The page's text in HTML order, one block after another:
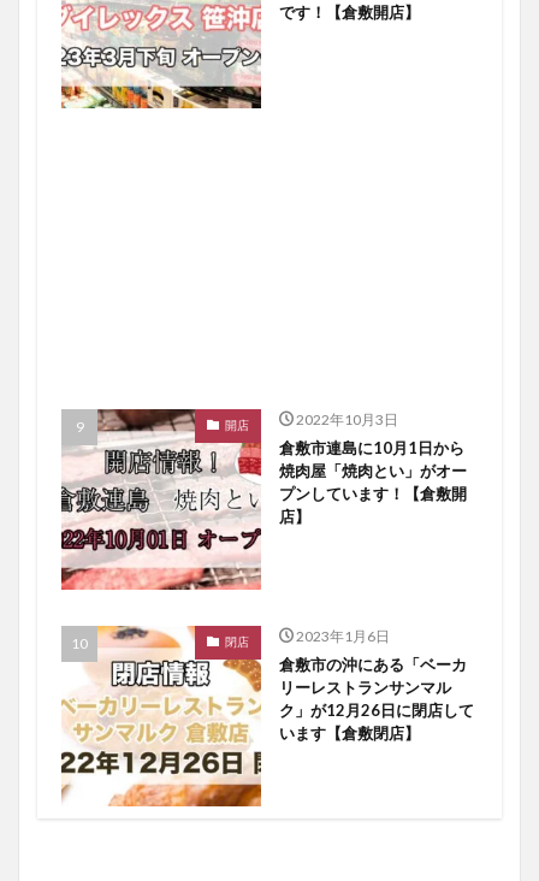
です！【倉敷開店】
開店 2022年10月3日
倉敷市連島に10月1日から
焼肉屋「焼肉とい」がオー
プンしています！【倉敷開
店】
閉店 2023年1月6日
倉敷市の沖にある「ベーカ
リーレストランサンマル
ク」が12月26日に閉店して
います【倉敷閉店】